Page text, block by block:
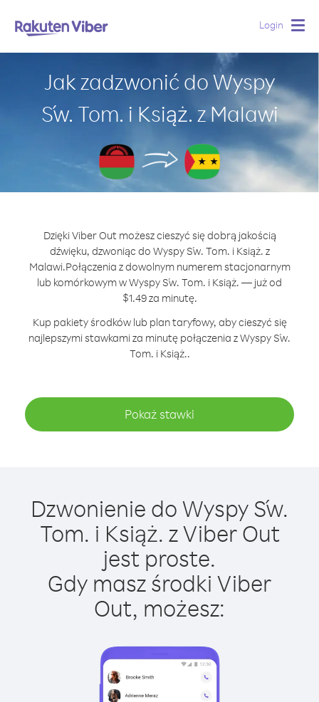
Login
Jak zadzwonić do Wyspy
Św. Tom. i Książ. z Malawi
Dzięki Viber Out możesz cieszyć się dobrą jakością
dźwięku, dzwoniąc do Wyspy Św. Tom. i Książ. z
Malawi.Połączenia z dowolnym numerem stacjonarnym
lub komórkowym w Wyspy Św. Tom. i Książ. — już od
$1.49 za minutę.
Kup pakiety środków lub plan taryfowy, aby cieszyć się
najlepszymi stawkami za minutę połączenia z Wyspy Św.
Tom. i Książ..
Pokaż stawki
Dzwonienie do Wyspy Św.
Tom. i Książ. z Viber Out
jest proste.
Gdy masz środki Viber
Out, możesz: